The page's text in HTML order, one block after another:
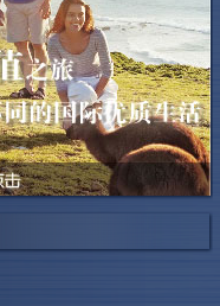
得了许多有价值的客户接
总监
开展短短2个钟头已获得
届达成200个意向“没问